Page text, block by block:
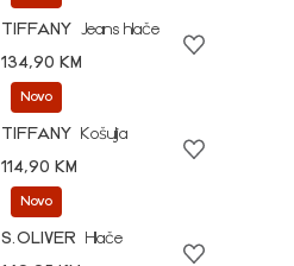
TIFFANY
Jeans hlače
134,90 KM
Novo
TIFFANY
Košulja
114,90 KM
Novo
S.OLIVER
Hlače